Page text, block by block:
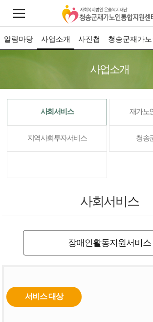
알림마당 사업소개 사진첩 청송군재가
사업소개
사회서비스 재가노
지역사회투자서비스 청송
사회서비스
장애인활동지원서비스
서비스 대상